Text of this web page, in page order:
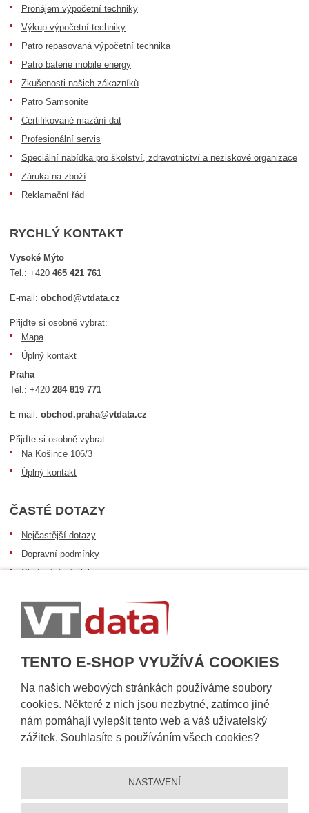
TENTO E-SHOP VYUŽÍVÁ COOKIES
Na našich webových stránkách používáme soubory
cookies. Některé z nich jsou nezbytné, zatímco jiné
nám pomáhají vylepšit tento web a váš uživatelský
zážitek. Souhlasíte s používáním všech cookies?
NASTAVENÍ
Pronájem výpočetní techniky
Výkup výpočetní techniky
Patro repasovaná výpočetní technika
Patro baterie mobile energy
Zkušenosti našich zákazníků
Patro Samsonite
Certifikované mazání dat
Profesionální servis
Speciální nabídka pro školství, zdravotnictví a neziskové organizace
Záruka na zboží
Reklamační řád
RYCHLÝ KONTAKT
Vysoké Mýto
Tel.:+420465 421 761
E-mail:obchod@vtdata.cz
Přijďte si osobně vybrat:
Mapa
Úplný kontakt
Praha
Tel.:+420284 819 771
E-mail:obchod.praha@vtdata.cz
Přijďte si osobně vybrat:
Na Košince 106/3
Úplný kontakt
ČASTÉ DOTAZY
Nejčastější dotazy
Dopravní podmínky
Sledování zásilek
Informace k dostupnosti zboží
Obecné informace
Prohlášení o přístupnosti |Ochrana osobních údajů |Mapa stránek ||